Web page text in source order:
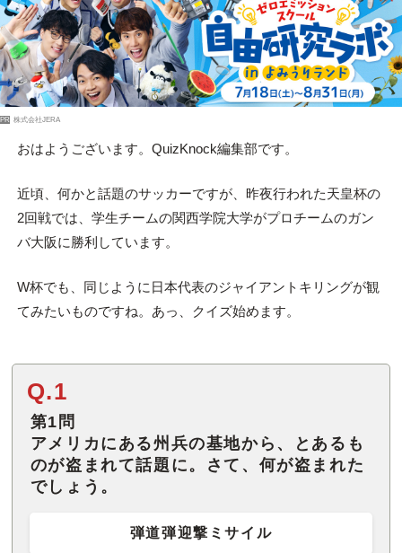
PR 株式会社JERA
おはようございます。QuizKnock編集部です。
近頃、何かと話題のサッカーですが、昨夜行われた天皇杯の
2回戦では、学生チームの関西学院大学がプロチームのガン
バ大阪に勝利しています。
W杯でも、同じように日本代表のジャイアントキリングが観
てみたいものですね。あっ、クイズ始めます。
Q.1
第1問
アメリカにある州兵の基地から、とあるも
のが盗まれて話題に。さて、何が盗まれた
でしょう。
弾道弾迎撃ミサイル